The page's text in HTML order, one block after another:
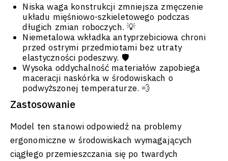
Niska waga konstrukcji zmniejsza zmęczenie
układu mięśniowo-szkieletowego podczas
długich zmian roboczych. 💡
Niemetalowa wkładka antyprzebiciowa chroni
przed ostrymi przedmiotami bez utraty
elastyczności podeszwy. 🛡️
Wysoka oddychalność materiałów zapobiega
maceracji naskórka w środowiskach o
podwyższonej temperaturze. 💨
Zastosowanie
Model ten stanowi odpowiedź na problemy
ergonomiczne w środowiskach wymagających
ciągłego przemieszczania się po twardych